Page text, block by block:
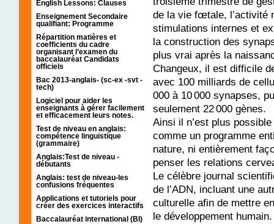
English Lessons: Clauses
Enseignement Secondaire
qualifiant: Programme
Répartition matières et
coefficients du cadre
organisant l’examen du
baccalauréat Candidats
officiels
Bac 2013-anglais- (sc-ex -svt -
tech)
Logiciel pour aider les
enseignants à gérer facilement
et efficacement leurs notes.
Test de niveau en anglais:
compétence linguistique
(grammaire)
Anglais:Test de niveau -
débutants
Anglais: test de niveau-les
confusions fréquentes
Applications et tutoriels pour
créer des exercices interactifs
Baccalauréat international (BI)
de la vie fœtale, l’activité
stimulations internes et
la construction des
plus vrai après la
Changeux, il est difficile
avec 100 milliards de
000 à 10 000 synapses,
seulement 22 000 gènes.
Ainsi il n’est plus
comme un programme
nature, ni entièrement
penser les relations
Le célèbre journal
de l’ADN, incluant une
culturelle afin de mettre
le développement humain.